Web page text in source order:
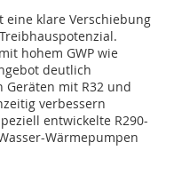
klare Verschiebung
hohem GWP wie
deutlich
mit R32 und
verbessern
entwickelte R290-
Wärmepumpen